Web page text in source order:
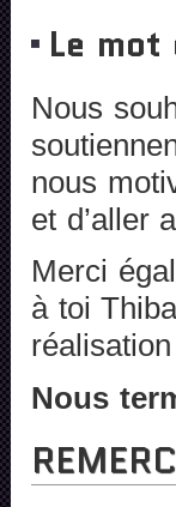
Le
Nous
nous
et d’aller
Merci
à toi
Nous